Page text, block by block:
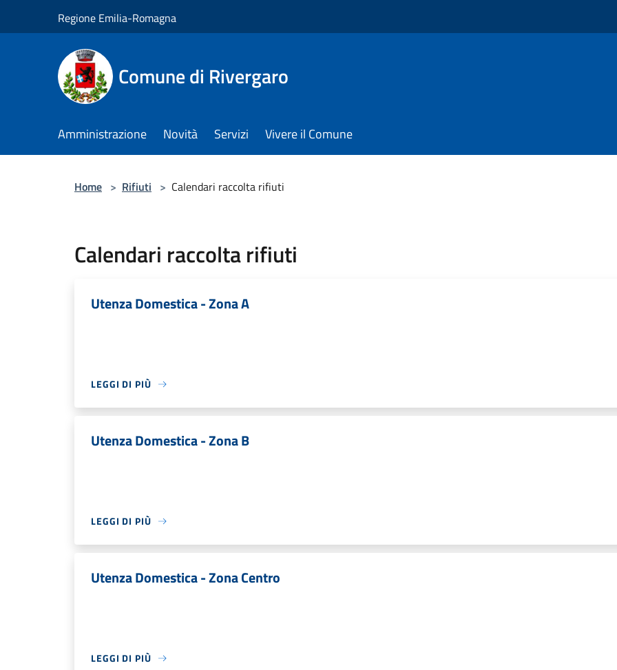
Regione Emilia-Romagna
Comune di Rivergaro
Amministrazione Novità Servizi Vivere il Comune
Home > Rifiuti > Calendari raccolta rifiuti
Calendari raccolta rifiuti
Utenza Domestica - Zona A
LEGGI DI PIÙ
Utenza Domestica - Zona B
LEGGI DI PIÙ
Utenza Domestica - Zona Centro
LEGGI DI PIÙ